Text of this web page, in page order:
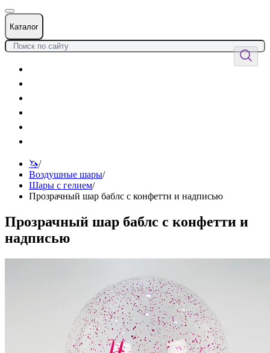
Каталог
🦄/
Воздушные шары/
Шары с гелием/
Прозрачный шар баблс с конфетти и надписью
Прозрачный шар баблс с конфетти и
надписью